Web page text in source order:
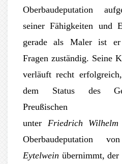
Oberbaudeputation
seiner Fähigkeiten und
gerade als Maler ist
Fragen zuständig. Seine
verläuft recht
dem Status des
Preußischen
unter Friedrich
Oberbaudeputation
Eytelwein übernimmt, der